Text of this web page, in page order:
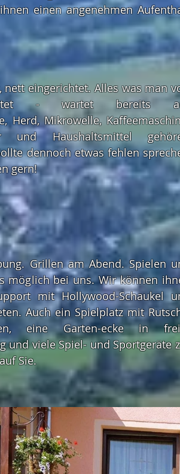
einen angenehmen
nett eingerichtet. Alles was man
- wartet bereits
Herd, Mikrowelle,
und Haushaltsmittel
dennoch etwas fehlen
gern!
Grillen am Abend. Spielen
möglich bei uns. Wir können
mit Hollywood-Schaukel
Auch ein Spielplatz mit
eine Garten-ecke in
und viele Spiel- und Sportgeräte
Sie.